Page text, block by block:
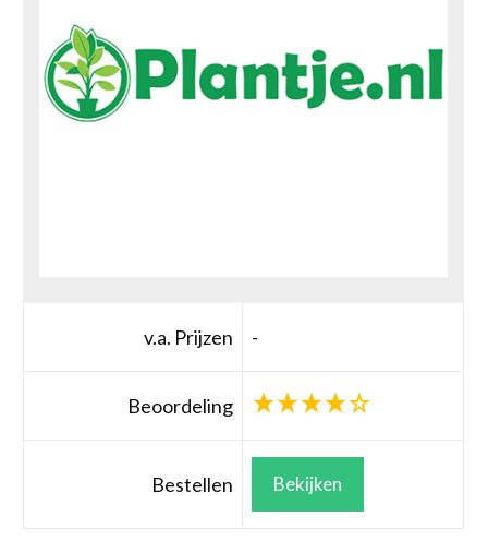
v.a. Prijzen -
Beoordeling
Bestellen Bekijken